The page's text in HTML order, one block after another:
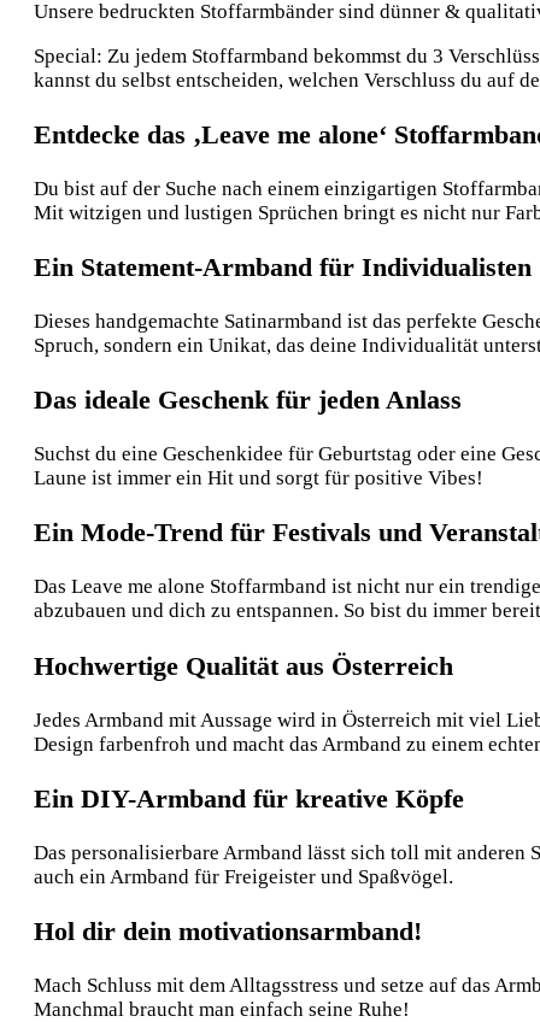
Unsere bedruckten Stoffarmbänder sind dünner &
Special: Zu jedem Stoffarmband bekommst du 3
kannst du selbst entscheiden, welchen Verschluss du auf
Entdecke das ‚Leave me alone‘
Du bist auf der Suche nach einem einzigartigen
Mit witzigen und lustigen Sprüchen bringt es nicht nur
Ein Statement-Armband für Individualisten
Dieses handgemachte Satinarmband ist das perfekte
Spruch, sondern ein Unikat, das deine Individualität
Das ideale Geschenk für jeden Anlass
Suchst du eine Geschenkidee für Geburtstag oder eine
Laune ist immer ein Hit und sorgt für positive Vibes!
Ein Mode-Trend für Festivals und
Das Leave me alone Stoffarmband ist nicht nur ein
abzubauen und dich zu entspannen. So bist du immer
Hochwertige Qualität aus Österreich
Jedes Armband mit Aussage wird in Österreich mit viel
Design farbenfroh und macht das Armband zu einem
Ein DIY-Armband für kreative Köpfe
Das personalisierbare Armband lässt sich toll mit anderen
auch ein Armband für Freigeister und Spaßvögel.
Hol dir dein motivationsarmband!
Mach Schluss mit dem Alltagsstress und setze auf das
Manchmal braucht man einfach seine Ruhe!